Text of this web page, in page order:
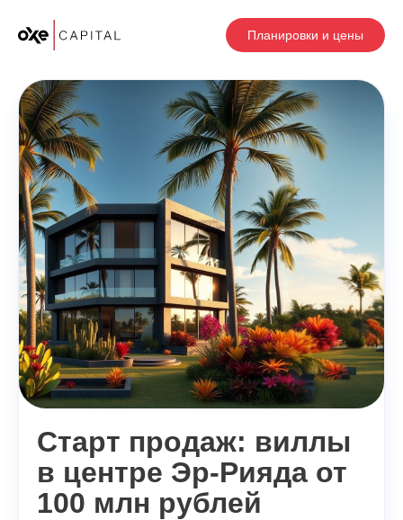
Планировки и цены
Старт продаж: виллы
в центре Эр-Рияда от
100 млн рублей